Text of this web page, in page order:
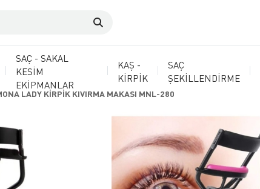
SAÇ - SAKAL
KESİM
EKİPMANLAR
KAŞ -
KİRPİK
SAÇ
ŞEKİLLENDİRME
LADY KİRPİK KIVIRMA MAKASI MNL-280